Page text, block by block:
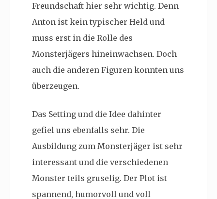
Freundschaft hier sehr wichtig. Denn
Anton ist kein typischer Held und
muss erst in die Rolle des
Monsterjägers hineinwachsen. Doch
auch die anderen Figuren konnten uns
überzeugen.
Das Setting und die Idee dahinter
gefiel uns ebenfalls sehr. Die
Ausbildung zum Monsterjäger ist sehr
interessant und die verschiedenen
Monster teils gruselig. Der Plot ist
spannend, humorvoll und voll